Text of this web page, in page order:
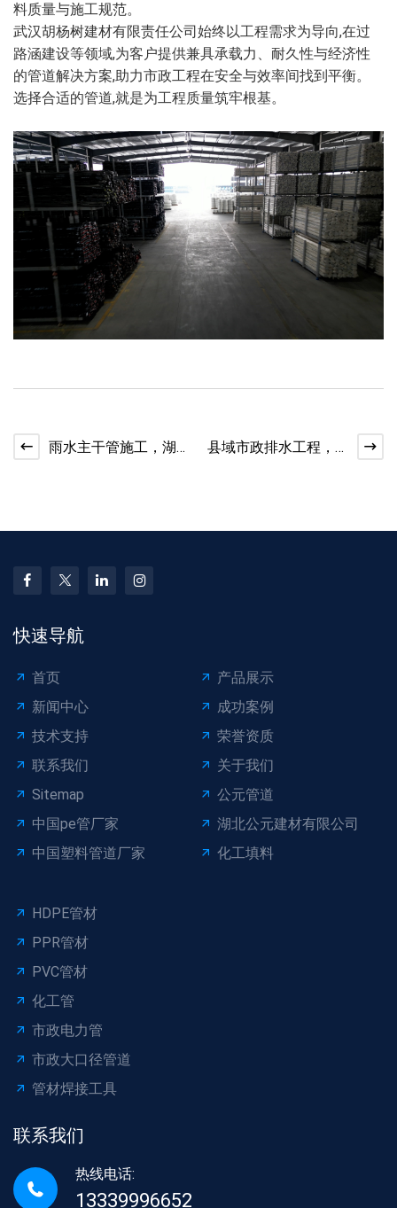
料质量与施工规范。
武汉胡杨树建材有限责任公司始终以工程需求为导向,在过
路涵建设等领域,为客户提供兼具承载力、耐久性与经济性
的管道解决方案,助力市政工程在安全与效率间找到平衡。
选择合适的管道,就是为工程质量筑牢根基。
雨水主干管施工，湖
县域市政排水工程，
快速导航
首页
产品展示
新闻中心
成功案例
技术支持
荣誉资质
联系我们
关于我们
Sitemap
公元管道
中国pe管厂家
湖北公元建材有限公司
中国塑料管道厂家
化工填料
HDPE管材
PPR管材
PVC管材
化工管
市政电力管
市政大口径管道
管材焊接工具
联系我们
热线电话:
13339996652